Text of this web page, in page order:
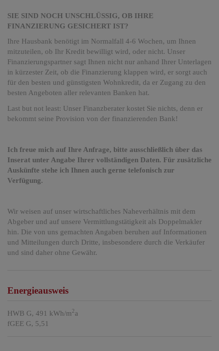
SIE SIND NOCH UNSCHLÜSSIG, OB IHRE
FINANZIERUNG GESICHERT IST?
Ihre Hausbank benötigt im Normalfall 4-6 Wochen, um Ihnen
mitzuteilen, ob Ihr Kredit bewilligt wird, oder nicht. Unser
Finanzierungspartner sagt Ihnen nicht nur anhand Ihrer Unterlagen
in kürzester Zeit, ob die Finanzierung klappen wird, er sorgt auch
für den besten und günstigsten Wohnkredit, da er Zugang zu den
besten Angeboten aller relevanten Banken hat.
Last but not least: Unser Finanzberater kostet Sie nichts, denn er
bekommt seine Provision von der finanzierenden Bank!
Ich freue mich auf Ihre Anfrage, bitte ausschließlich über das
Inserat unter Angabe Ihrer vollständigen Daten. Für zusätzliche
Auskünfte stehe ich Ihnen auch gerne telefonisch zur
Verfügung.
Wir weisen auf unser wirtschaftliches Naheverhältnis mit dem
Abgeber und auf unsere Vermittlungstätigkeit als Doppelmakler
hin. Die von uns gemachten Angaben beruhen auf Informationen
und Mitteilungen durch Dritte, insbesondere durch die Verkäufer
und sind daher ohne Gewähr.
Energieausweis
HWB G, 491 kWh/m2a
fGEE G, 5,51